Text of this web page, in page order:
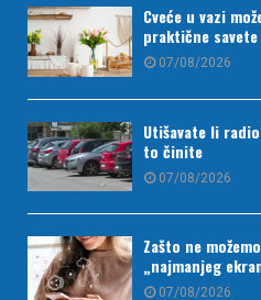
Cveće u vazi
praktične savete
07/08/2026
Utišavate li
to činite
07/08/2026
Zašto ne
„najmanjeg
07/08/2026